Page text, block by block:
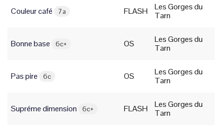
Couleur café 7a FLASH
Les Gorges du
Tarn
Bonne base 6c+ OS
Les Gorges du
Tarn
Pas pire 6c OS
Les Gorges du
Tarn
Supréme dimension 6c+ FLASH
Les Gorges du
Tarn